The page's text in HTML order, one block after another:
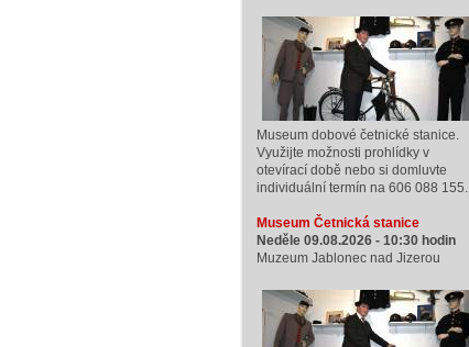
Museum dobové četnické stanice.
Využijte možnosti prohlídky v
otevírací době nebo si domluvte
individuální termín na 606 088 155.
Museum Četnická stanice
Neděle 09.08.2026 - 10:30 hodin
Muzeum Jablonec nad Jizerou